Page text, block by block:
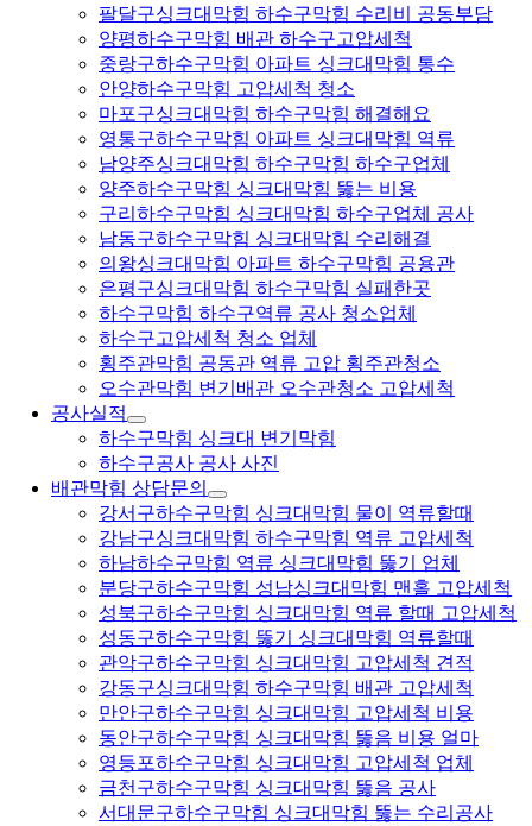
팔달구싱크대막힘 하수구막힘 수리비 공동부담
양평하수구막힘 배관 하수구고압세척
중랑구하수구막힘 아파트 싱크대막힘 통수
안양하수구막힘 고압세척 청소
마포구싱크대막힘 하수구막힘 해결해요
영통구하수구막힘 아파트 싱크대막힘 역류
남양주싱크대막힘 하수구막힘 하수구업체
양주하수구막힘 싱크대막힘 뚫는 비용
구리하수구막힘 싱크대막힘 하수구업체 공사
남동구하수구막힘 싱크대막힘 수리해결
의왕싱크대막힘 아파트 하수구막힘 공용관
은평구싱크대막힘 하수구막힘 실패한곳
하수구막힘 하수구역류 공사 청소업체
하수구고압세척 청소 업체
횡주관막힘 공동관 역류 고압 횡주관청소
오수관막힘 변기배관 오수관청소 고압세척
공사실적
하수구막힘 싱크대 변기막힘
하수구공사 공사 사진
배관막힘 상담문의
강서구하수구막힘 싱크대막힘 물이 역류할때
강남구싱크대막힘 하수구막힘 역류 고압세척
하남하수구막힘 역류 싱크대막힘 뚫기 업체
분당구하수구막힘 성남싱크대막힘 맨홀 고압세척
성북구하수구막힘 싱크대막힘 역류 할때 고압세척
성동구하수구막힘 뚫기 싱크대막힘 역류할때
관악구하수구막힘 싱크대막힘 고압세척 견적
강동구싱크대막힘 하수구막힘 배관 고압세척
만안구하수구막힘 싱크대막힘 고압세척 비용
동안구하수구막힘 싱크대막힘 뚫음 비용 얼마
영등포하수구막힘 싱크대막힘 고압세척 업체
금천구하수구막힘 싱크대막힘 뚫음 공사
서대문구하수구막힘 싱크대막힘 뚫는 수리공사